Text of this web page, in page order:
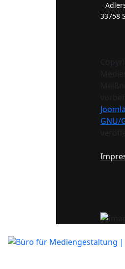
33758
GNU/